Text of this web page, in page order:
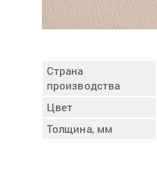
Страна
производства
Цвет
Толщина, мм